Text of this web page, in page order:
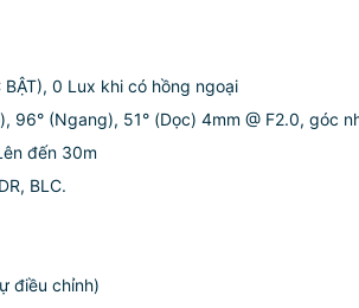
0 Lux khi có hồng ngoại
96° (Ngang), 51° (Dọc) 4mm @ F2.0, góc
đến 30m
BLC.
điều chỉnh)